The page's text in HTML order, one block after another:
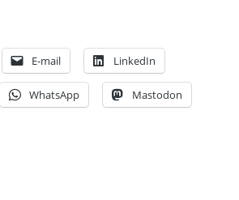
E-mail LinkedIn
WhatsApp Mastodon